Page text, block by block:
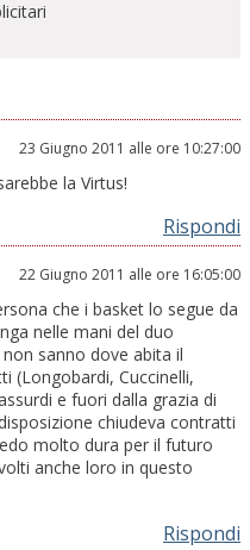
23 Giugno 2011 alle ore 10:27:00
la Virtus!
Rispondi
22 Giugno 2011 alle ore 16:05:00
che i basket lo segue da
nelle mani del duo
sanno dove abita il
(Longobardi, Cuccinelli,
e fuori dalla grazia di
chiudeva contratti
molto dura per il futuro
anche loro in questo
Rispondi